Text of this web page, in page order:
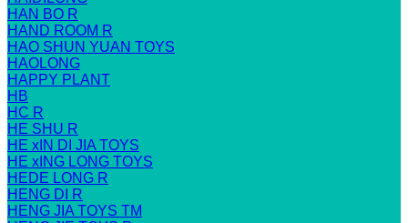
HAN BO R
HAND ROOM R
HAO SHUN YUAN TOYS
HAOLONG
HAPPY PLANT
HB
HC R
HE SHU R
HE xIN DI JIA TOYS
HE xING LONG TOYS
HEDE LONG R
HENG DI R
HENG JIA TOYS TM